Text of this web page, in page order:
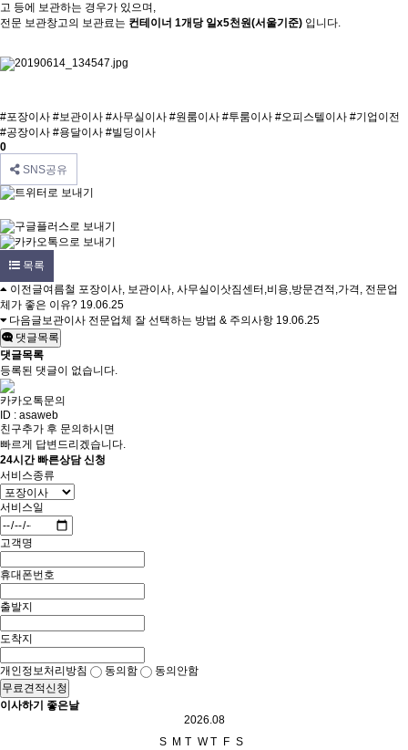
고 등에 보관하는 경우가 있으며,
전문 보관창고의 보관료는 컨테이너 1개당 일x5천원(서울기준) 입니다.
#포장이사 #보관이사 #사무실이사 #원룸이사 #투룸이사 #오피스텔이사 #기업이전
#공장이사 #용달이사 #빌딩이사
0
SNS공유
목록
이전글여름철 포장이사, 보관이사, 사무실이삿짐센터,비용,방문견적,가격, 전문업
체가 좋은 이유? 19.06.25
다음글보관이사 전문업체 잘 선택하는 방법 & 주의사항 19.06.25
댓글목록
댓글목록
등록된 댓글이 없습니다.
카카오톡문의
ID : asaweb
친구추가 후 문의하시면
빠르게 답변드리겠습니다.
24시간 빠른상담 신청
서비스종류
서비스일
고객명
휴대폰번호
출발지
도착지
개인정보처리방침 동의함
동의안함
무료견적신청
이사하기 좋은날
2026.08
S M T W T F S